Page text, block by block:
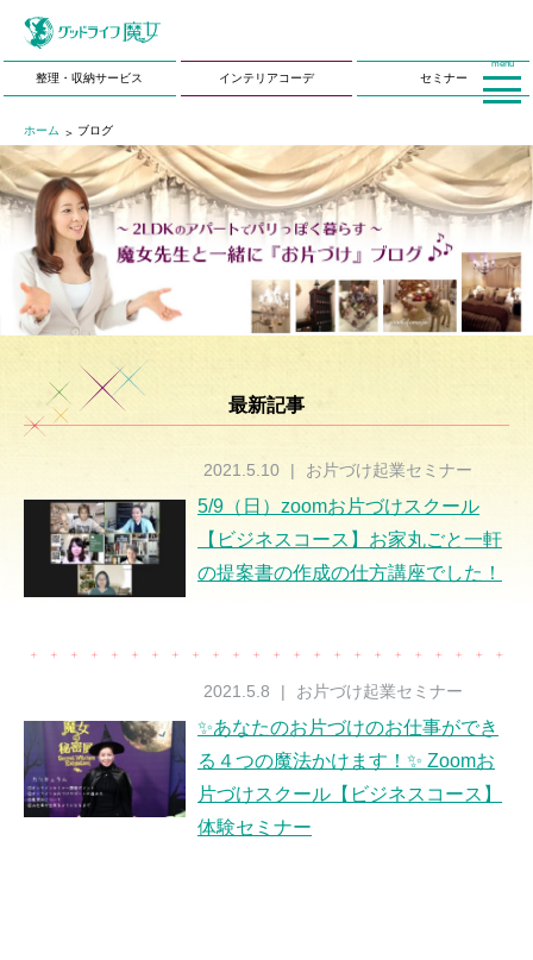
整理・収納サービス インテリアコーデ セミナー
ホーム ブログ
最新記事
2021.5.10 | お片づけ起業セミナー
5/9（日）zoomお片づけスクール
【ビジネスコース】お家丸ごと一軒
の提案書の作成の仕方講座でした！
2021.5.8 | お片づけ起業セミナー
✨あなたのお片づけのお仕事ができ
る４つの魔法かけます！✨ Zoomお
片づけスクール【ビジネスコース】
体験セミナー
menu